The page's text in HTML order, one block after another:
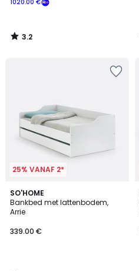
Schrijf
in
voor
daarvan
betalen
1020.00
1020.00 €
3.2
/
25% VANAF 2*
SO'HOME
Bankbed met lattenbodem,
Arrie
339.00 €
3.6
/ 5